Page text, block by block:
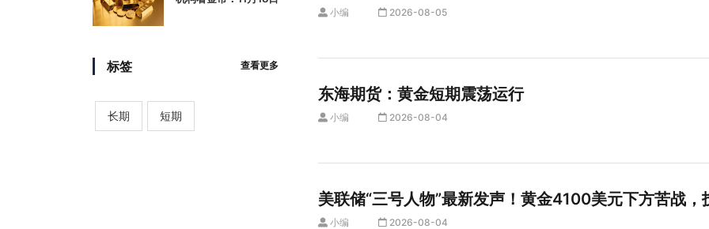
标签 查看更多
长期 短期
小编 2026-08-05
东海期货：黄金短期震荡运行
小编 2026-08-04
美联储“三号人物”最新发声！黄金4100美元下方苦战，
小编 2026-08-04